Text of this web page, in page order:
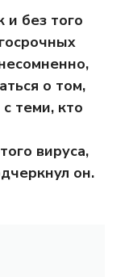
и без того
о том,
теми, кто
вируса,
он.